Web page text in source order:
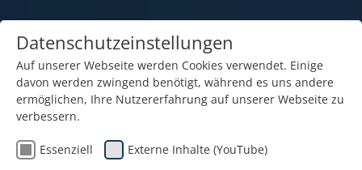
16.02.2026
Datenschutzeinstellungen
Auf unserer Webseite werden Cookies verwendet. Einige
davon werden zwingend benötigt, während es uns andere
ermöglichen, Ihre Nutzererfahrung auf unserer Webseite zu
verbessern.
Essenziell Externe Inhalte (YouTube)